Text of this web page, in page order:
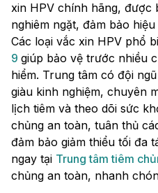
xin HPV chính hãng, được
nghiêm ngặt, đảm bảo
Các loại vắc xin HPV phổ
9 giúp bảo vệ trước nhiều
hiểm. Trung tâm có đội
giàu kinh nghiệm, chuyên
lịch tiêm và theo dõi sức
chủng an toàn, tuân thủ
đảm bảo giảm thiểu tối đa
ngay tại Trung tâm tiêm
chủng an toàn, nhanh